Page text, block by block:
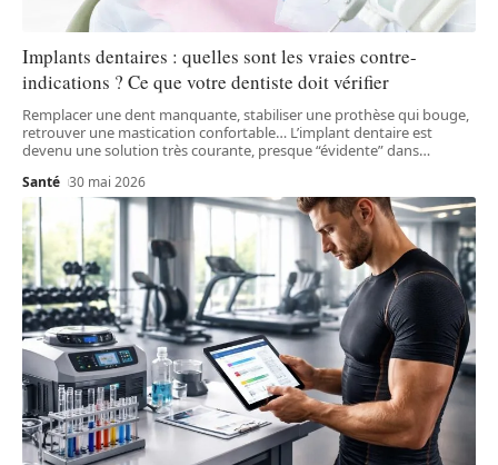
Implants dentaires : quelles sont les vraies contre-
indications ? Ce que votre dentiste doit vérifier
Remplacer une dent manquante, stabiliser une prothèse qui bouge,
retrouver une mastication confortable… L’implant dentaire est
devenu une solution très courante, presque “évidente” dans…
Santé 30 mai 2026